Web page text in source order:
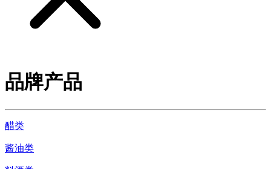
品牌产品
醋类
酱油类